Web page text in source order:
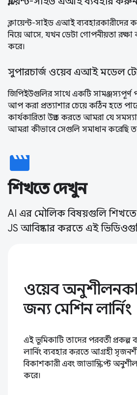
ক্লায়েন্ট-সাইড এআই ব্যবহারকারীদের
নিয়ে আসে, যখন ডেটা গোপনীয়তা রক্ষা
করে।
সুপারচার্জ ওয়েব এআই মডেল
জিপিইউগুলির সাথে একটি সামঞ্জস্যপূর্ণ
আপ করা প্রত্যাশার চেয়ে কঠিন হতে
কার্যকারিতা উন্নত করতে আমরা যে
আমরা কীভাবে সেগুলি সমাধান করেছি
movie
শিখতে দেখুন
AI এর মৌলিক বিষয়গুলি
JS আবিষ্কার করতে এই
ওয়েব
জন্য মেশিন লার্নিং
এই ভূমিকাটি তাদের পরবর্তী প্রকল্প
লার্নিং ব্যবহার করতে আগ্রহী
বিকাশকারী এবং জাভাস্ক্রিপ্ট
করে।